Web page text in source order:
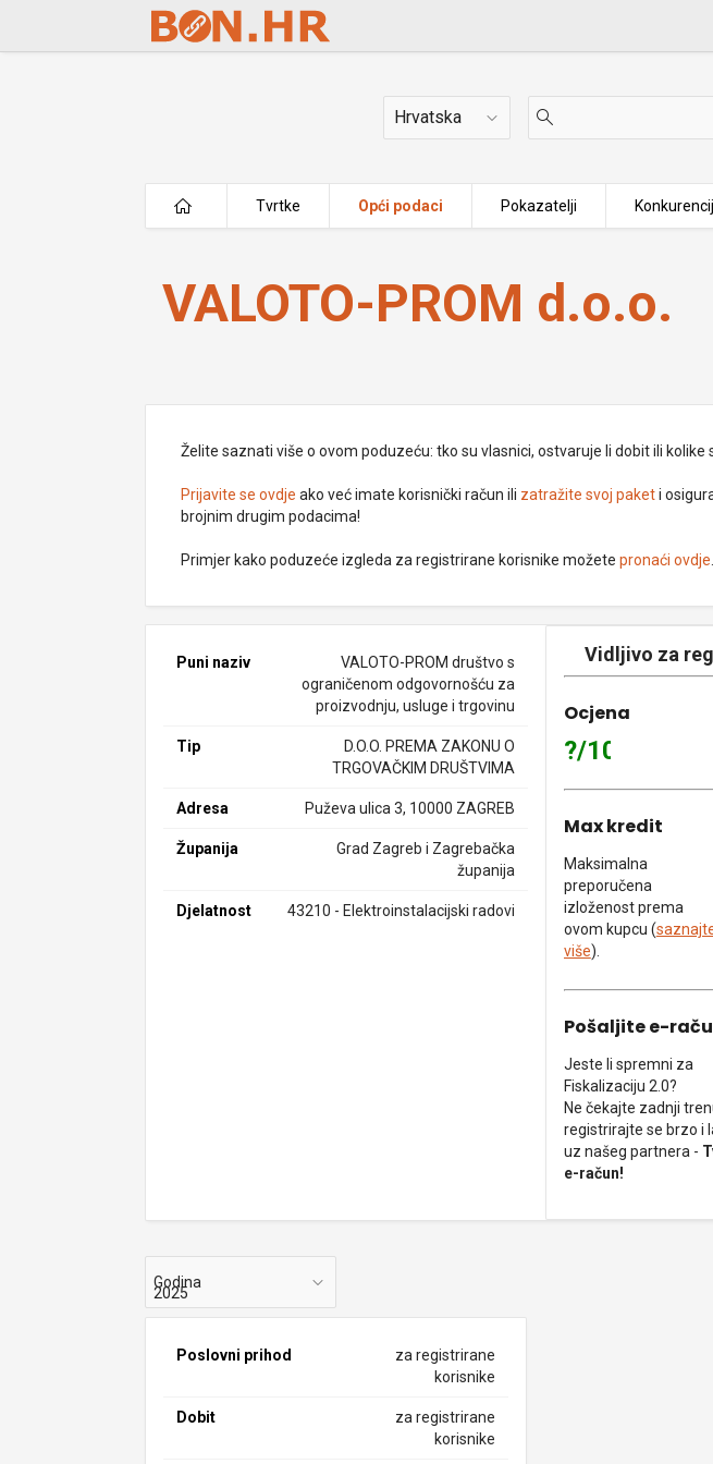
Skip to Main Content
Država
Tvrtke Opći podaci Pokazatelji
VALOTO-PROM d.o.o.
VALOTO-PROM d.o.o.
Želite saznati više o ovom poduzeću: tko su vlasnici, ostvaruje li dobit ili kolike
Prijavite se ovdje ako već imate korisnički račun ili zatražite svoj paketi
brojnim drugim podacima!
Primjer kako poduzeće izgleda za registrirane korisnike možetepronaći ovdje
Puni naziv
VALOTO-PROM društvo s
ograničenom odgovornošću za
proizvodnju, usluge i trgovinu
Tip
D.O.O. PREMA ZAKONU O
TRGOVAČKIM DRUŠTVIMA
Adresa Puževa ulica 3, 10000 ZAGREB
Županija
Grad Zagreb i Zagrebačka
županija
Djelatnost 43210 - Elektroinstalacijski radovi
Vidljivo za
Ocjena
?/10
Max kredit
Maksimalna
preporučena
izloženost prema
ovom kupcu (
više).
Pošaljite e-
Jeste li spremni za
Fiskalizaciju 2.0?
Ne čekajte zadnji
registrirajte se brzo i
uz našeg partnera -
e-račun!
Godina
Poslovni prihod
za registrirane
korisnike
Dobit
za registrirane
korisnike